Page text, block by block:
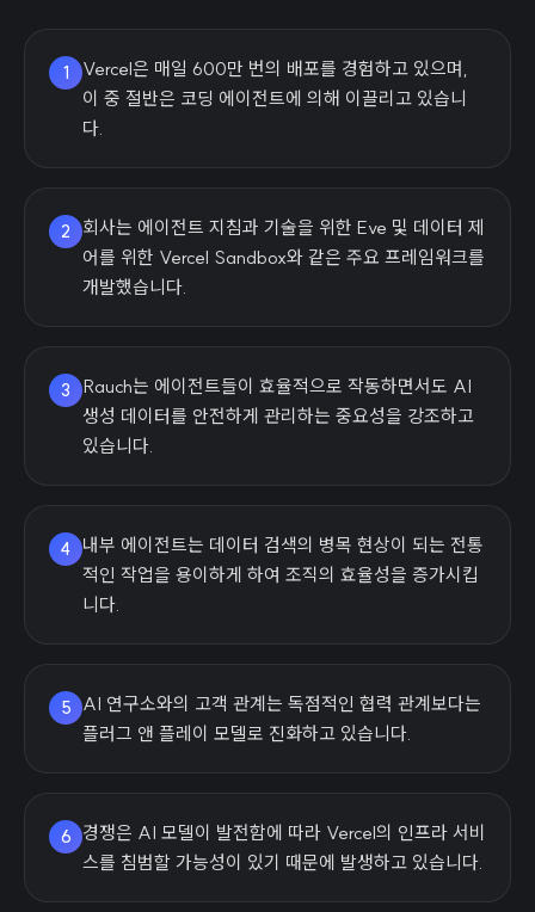
1
Vercel은 매일 600만 번의 배포를 경험하고 있으며,
이 중 절반은 코딩 에이전트에 의해 이끌리고 있습니
다.
2
회사는 에이전트 지침과 기술을 위한 Eve 및 데이터 제
어를 위한 Vercel Sandbox와 같은 주요 프레임워크를
개발했습니다.
3
Rauch는 에이전트들이 효율적으로 작동하면서도 AI
생성 데이터를 안전하게 관리하는 중요성을 강조하고
있습니다.
4
내부 에이전트는 데이터 검색의 병목 현상이 되는 전통
적인 작업을 용이하게 하여 조직의 효율성을 증가시킵
니다.
5
AI 연구소와의 고객 관계는 독점적인 협력 관계보다는
플러그 앤 플레이 모델로 진화하고 있습니다.
6
경쟁은 AI 모델이 발전함에 따라 Vercel의 인프라 서비
스를 침범할 가능성이 있기 때문에 발생하고 있습니다.